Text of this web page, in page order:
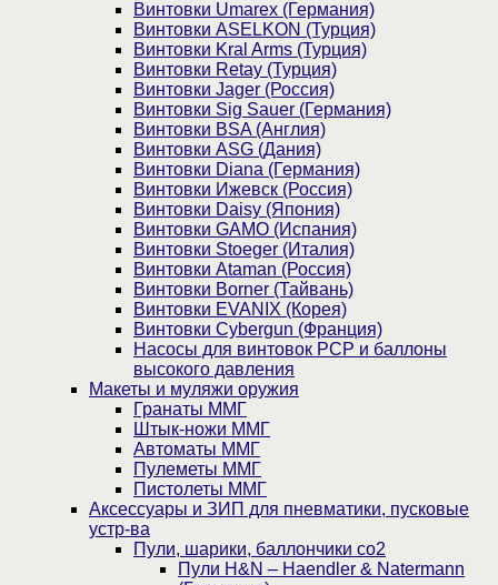
Винтовки Umarex (Германия)
Винтовки ASELKON (Турция)
Винтовки Kral Arms (Турция)
Винтовки Retay (Турция)
Винтовки Jager (Россия)
Винтовки Sig Sauer (Германия)
Винтовки BSA (Англия)
Винтовки ASG (Дания)
Винтовки Diana (Германия)
Винтовки Ижевск (Россия)
Винтовки Daisy (Япония)
Винтовки GAMO (Испания)
Винтовки Stoeger (Италия)
Винтовки Ataman (Россия)
Винтовки Borner (Тайвань)
Винтовки EVANIX (Корея)
Винтовки Cybergun (Франция)
Насосы для винтовок PCP и баллоны
высокого давления
Макеты и муляжи оружия
Гранаты ММГ
Штык-ножи ММГ
Автоматы ММГ
Пулеметы ММГ
Пистолеты ММГ
Аксессуары и ЗИП для пневматики, пусковые
устр-ва
Пули, шарики, баллончики со2
Пули H&N – Haendler & Natermann